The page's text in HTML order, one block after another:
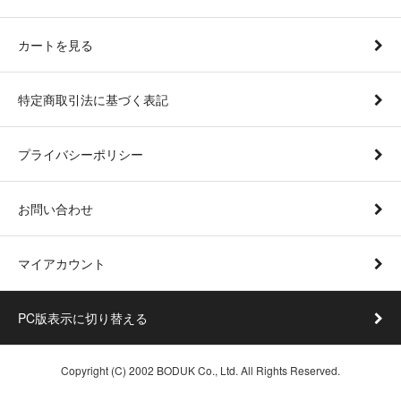
カートを見る
特定商取引法に基づく表記
プライバシーポリシー
お問い合わせ
マイアカウント
PC版表示に切り替える
Copyright (C) 2002 BODUK Co., Ltd. All Rights Reserved.